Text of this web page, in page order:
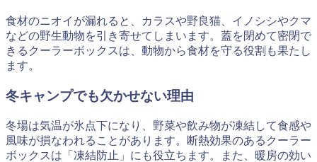
食材のニオイが漏れると、カラスや野良猫、イノシシやクマ
などの野生動物を引き寄せてしまいます。蓋を閉めて密閉で
きるクーラーボックスは、動物から食材を守る役割も果たし
ます。
冬キャンプでも欠かせない理由
冬場は気温が氷点下になり、野菜や飲み物が凍結して食感や
風味が損なわれることがあります。断熱効果のあるクーラー
ボックスは「凍結防止」にも役立ちます。また、暖房の効い